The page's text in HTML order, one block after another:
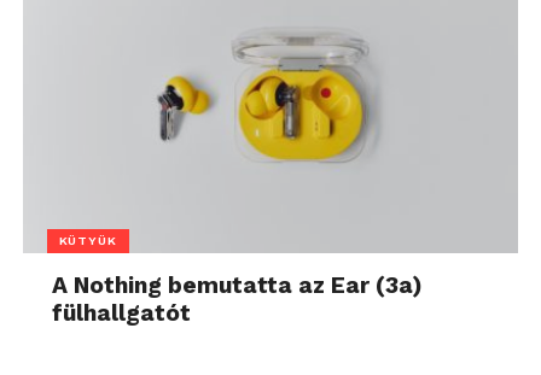
KÜTYÜK
A Nothing bemutatta az Ear (3a)
fülhallgatót